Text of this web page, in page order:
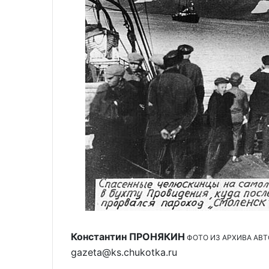
Константин ПРОНЯКИН ФОТО ИЗ АРХИВА
gazeta@ks.chukotka.ru